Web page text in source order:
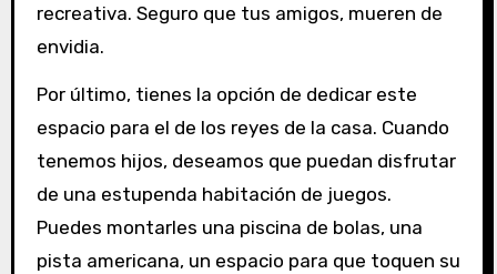
recreativa. Seguro que tus amigos, mueren de
envidia.
Por último, tienes la opción de dedicar este
espacio para el de los reyes de la casa. Cuando
tenemos hijos, deseamos que puedan disfrutar
de una estupenda habitación de juegos.
Puedes montarles una piscina de bolas, una
pista americana, un espacio para que toquen su